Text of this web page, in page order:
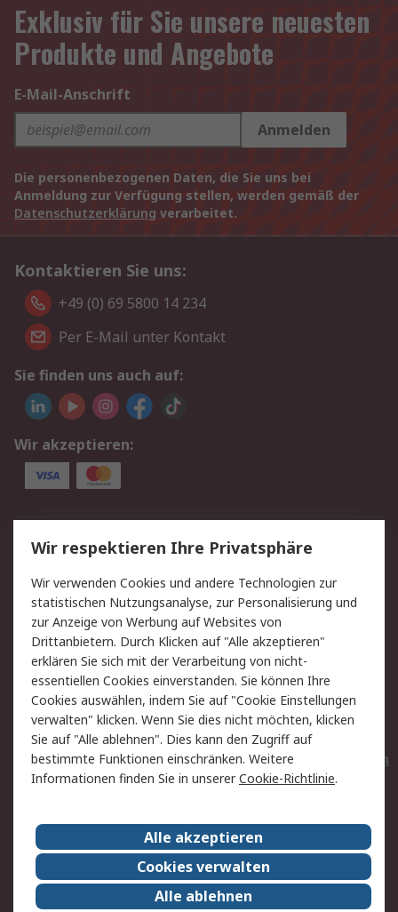
Exklusiv für Sie unsere neuesten
Produkte und Angebote
E-Mail-Anschrift
Anmelden
Die personenbezogenen Daten, die Sie uns bei
Anmeldung zur Verfügung stellen, werden gemäß der
Datenschutzerklärung verarbeitet.
Kontaktieren Sie uns:
+49 (0) 69 5800 14 234
Per E-Mail unter Kontakt
Sie finden uns auch auf:
Wir akzeptieren:
Service
Value Added Services
Lieferlösungen
Rücksendungen
Kontakt
Hilfe
Privatkunden
Rechtliches
AGB
Datenschutz
Cookie-Richtlinie
Zahlungsbedingungen
Copyright/Impressum
Entsorgung
Elektrogeräte/Batterien
RS weltweit
Karriere bei RS
Nachhaltigkeit
Qualität/Umwelt/ZertifikatePresse-Center
Wir respektieren Ihre Privatsphäre
Wir verwenden Cookies und andere Technologien zur
statistischen Nutzungsanalyse, zur Personalisierung und
zur Anzeige von Werbung auf Websites von
Drittanbietern. Durch Klicken auf "Alle akzeptieren"
erklären Sie sich mit der Verarbeitung von nicht-
essentiellen Cookies einverstanden. Sie können Ihre
Cookies auswählen, indem Sie auf "Cookie Einstellungen
verwalten" klicken. Wenn Sie dies nicht möchten, klicken
Sie auf "Alle ablehnen". Dies kann den Zugriff auf
bestimmte Funktionen einschränken. Weitere
Informationen finden Sie in unsererCookie-Richtlinie.
Alle akzeptieren
Cookies verwalten
Alle ablehnen